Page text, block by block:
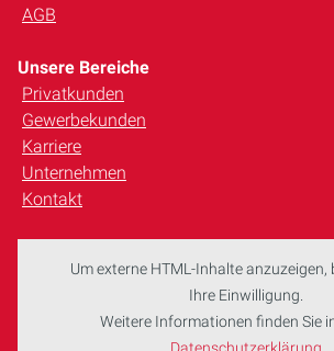
AGB
Unsere Bereiche
Privatkunden
Gewerbekunden
Karriere
Unternehmen
Kontakt
Um externe HTML-Inhalte
Ihre Einwilligung.
Weitere Informationen finden Sie